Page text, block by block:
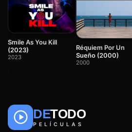
Smile As You Kill
(2023)
2023
Réquiem Por Un
Sueño (2000)
2000
DETODO
PELÍCULAS
🎬
Películas